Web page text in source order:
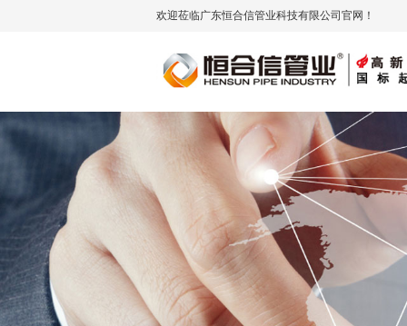
欢迎莅临广东恒合信管业科技有限公司官网！